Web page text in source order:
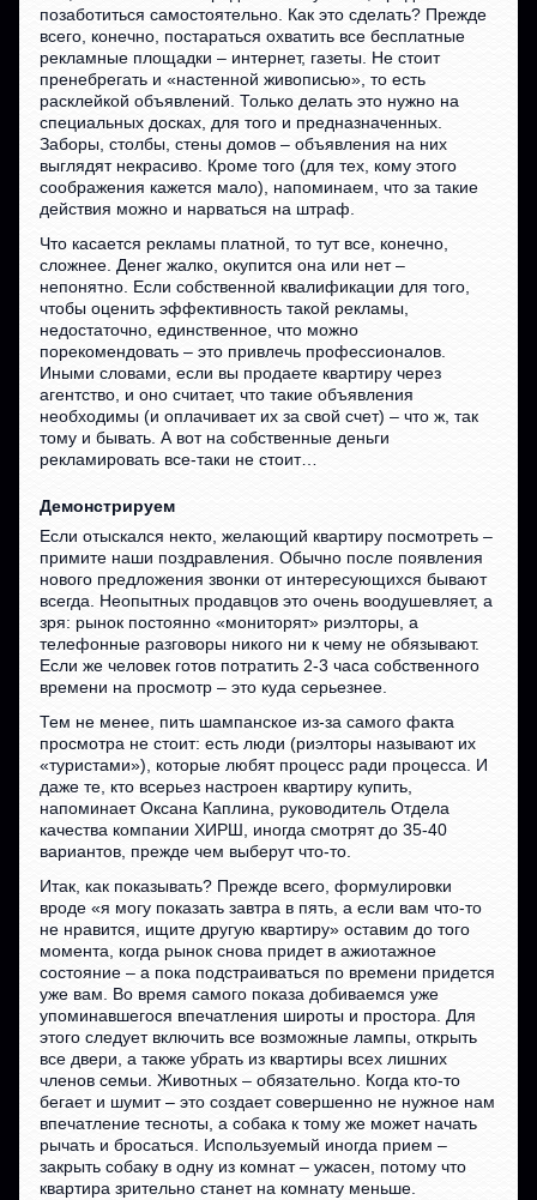
позаботиться самостоятельно. Как это сделать? Прежде
всего, конечно, постараться охватить все бесплатные
рекламные площадки – интернет, газеты. Не стоит
пренебрегать и «настенной живописью», то есть
расклейкой объявлений. Только делать это нужно на
специальных досках, для того и предназначенных.
Заборы, столбы, стены домов – объявления на них
выглядят некрасиво. Кроме того (для тех, кому этого
соображения кажется мало), напоминаем, что за такие
действия можно и нарваться на штраф.
Что касается рекламы платной, то тут все, конечно,
сложнее. Денег жалко, окупится она или нет –
непонятно. Если собственной квалификации для того,
чтобы оценить эффективность такой рекламы,
недостаточно, единственное, что можно
порекомендовать – это привлечь профессионалов.
Иными словами, если вы продаете квартиру через
агентство, и оно считает, что такие объявления
необходимы (и оплачивает их за свой счет) – что ж, так
тому и бывать. А вот на собственные деньги
рекламировать все-таки не стоит…
Демонстрируем
Если отыскался некто, желающий квартиру посмотреть –
примите наши поздравления. Обычно после появления
нового предложения звонки от интересующихся бывают
всегда. Неопытных продавцов это очень воодушевляет, а
зря: рынок постоянно «мониторят» риэлторы, а
телефонные разговоры никого ни к чему не обязывают.
Если же человек готов потратить 2-3 часа собственного
времени на просмотр – это куда серьезнее.
Тем не менее, пить шампанское из-за самого факта
просмотра не стоит: есть люди (риэлторы называют их
«туристами»), которые любят процесс ради процесса. И
даже те, кто всерьез настроен квартиру купить,
напоминает Оксана Каплина, руководитель Отдела
качества компании ХИРШ, иногда смотрят до 35-40
вариантов, прежде чем выберут что-то.
Итак, как показывать? Прежде всего, формулировки
вроде «я могу показать завтра в пять, а если вам что-то
не нравится, ищите другую квартиру» оставим до того
момента, когда рынок снова придет в ажиотажное
состояние – а пока подстраиваться по времени придется
уже вам. Во время самого показа добиваемся уже
упоминавшегося впечатления широты и простора. Для
этого следует включить все возможные лампы, открыть
все двери, а также убрать из квартиры всех лишних
членов семьи. Животных – обязательно. Когда кто-то
бегает и шумит – это создает совершенно не нужное нам
впечатление тесноты, а собака к тому же может начать
рычать и бросаться. Используемый иногда прием –
закрыть собаку в одну из комнат – ужасен, потому что
квартира зрительно станет на комнату меньше.